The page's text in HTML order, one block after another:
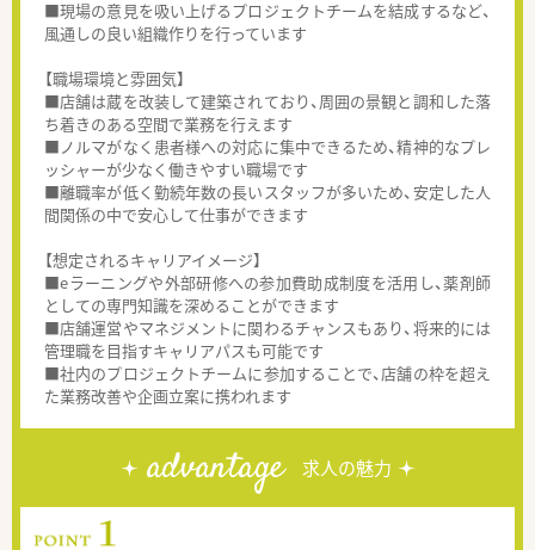
■現場の意見を吸い上げるプロジェクトチームを結成するなど、
風通しの良い組織作りを行っています
【職場環境と雰囲気】
■店舗は蔵を改装して建築されており、周囲の景観と調和した落
ち着きのある空間で業務を行えます
■ノルマがなく患者様への対応に集中できるため、精神的なプレ
ッシャーが少なく働きやすい職場です
■離職率が低く勤続年数の長いスタッフが多いため、安定した人
間関係の中で安心して仕事ができます
【想定されるキャリアイメージ】
■eラーニングや外部研修への参加費助成制度を活用し、薬剤師
としての専門知識を深めることができます
■店舗運営やマネジメントに関わるチャンスもあり、将来的には
管理職を目指すキャリアパスも可能です
■社内のプロジェクトチームに参加することで、店舗の枠を超え
た業務改善や企画立案に携われます
advantage 求人の魅力